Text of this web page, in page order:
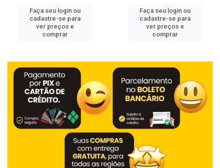
Faça seu login ou
cadastre-se para
ver preços e
comprar
Faça seu login ou
cadastre-se para
ver preços e
comprar